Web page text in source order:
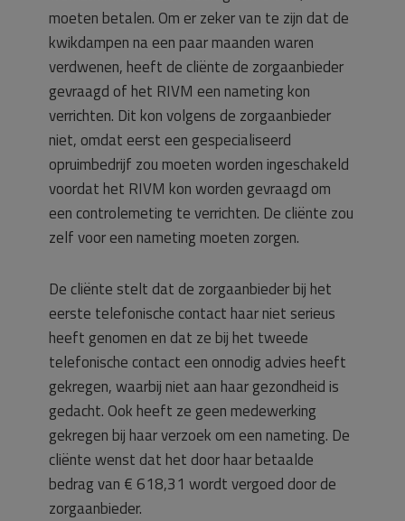
moeten betalen. Om er zeker van te zijn dat de
kwikdampen na een paar maanden waren
verdwenen, heeft de cliënte de zorgaanbieder
gevraagd of het RIVM een nameting kon
verrichten. Dit kon volgens de zorgaanbieder
niet, omdat eerst een gespecialiseerd
opruimbedrijf zou moeten worden ingeschakeld
voordat het RIVM kon worden gevraagd om
een controlemeting te verrichten. De cliënte zou
zelf voor een nameting moeten zorgen.
De cliënte stelt dat de zorgaanbieder bij het
eerste telefonische contact haar niet serieus
heeft genomen en dat ze bij het tweede
telefonische contact een onnodig advies heeft
gekregen, waarbij niet aan haar gezondheid is
gedacht. Ook heeft ze geen medewerking
gekregen bij haar verzoek om een nameting. De
cliënte wenst dat het door haar betaalde
bedrag van € 618,31 wordt vergoed door de
zorgaanbieder.